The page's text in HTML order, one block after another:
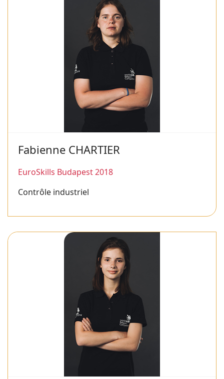
Fabienne CHARTIER
EuroSkills Budapest 2018
Contrôle industriel